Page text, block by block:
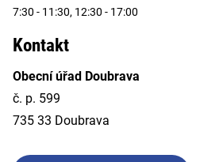
7:30 - 11:30, 12:30 - 17:00
Kontakt
Obecní úřad Doubrava
č. p. 599
735 33 Doubrava